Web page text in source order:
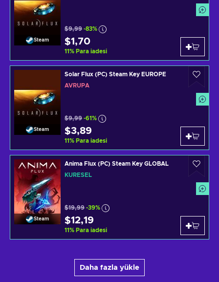
Steam
$9,99 -83%
$1,70
11% Para iadesi
Steam
Solar Flux (PC) Steam Key EUROPE
AVRUPA
$9,99 -61%
$3,89
11% Para iadesi
Steam
Anima Flux (PC) Steam Key GLOBAL
KÜRESEL
$19,99 -39%
$12,19
11% Para iadesi
Daha fazla yükle